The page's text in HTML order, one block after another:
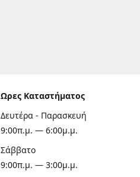
Ωρες Καταστήματος
Δευτέρα - Παρασκευή
9:00π.μ. — 6:00μ.μ.
Σάββατο
9:00π.μ. — 3:00μ.μ.